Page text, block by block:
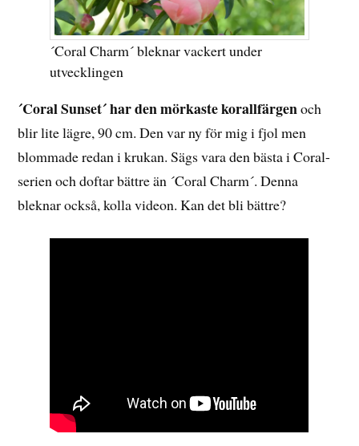
´Coral Charm´ bleknar vackert under
utvecklingen
´Coral Sunset´ har den mörkaste korallfärgenoch
blir lite lägre, 90 cm. Den var ny för mig i fjol men
blommade redan i krukan. Sägs vara den bästa i Coral-
serien och doftar bättre än ´Coral Charm´. Denna
bleknar också, kolla videon. Kan det bli bättre?